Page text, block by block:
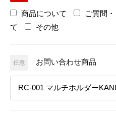
商品について ご質問
て
その他
任意 お問い合わせ商品